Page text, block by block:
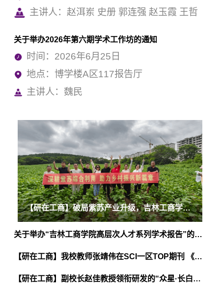
主讲人：赵洱岽 史册 郭连强 赵玉霞 王哲
关于举办2026年第六期学术工作坊的通知
时间：2026年6月25日
地点：博学楼A区117报告厅
主讲人：魏民
【研在工商】破局紫苏产业升级，吉林工商学院这个团队不一般！
关于举办“吉林工商学院高层次人才系列学术报告”的通知
【研在工商】我校教师张靖伟在SCI一区TOP期刊 《Carbohydrate Polymers》发表论文
【研在工商】副校长赵佳教授领衔研发的“众星·长白岐黄”中医药大模型面向全球发布！